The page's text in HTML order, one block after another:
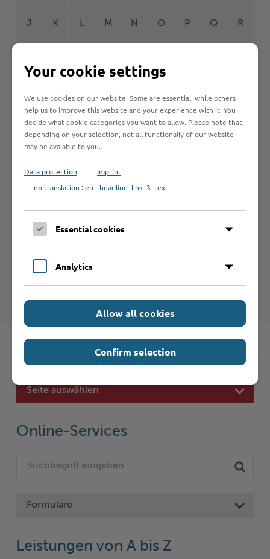
J K L M N O P Q R
Betrieb anmelden
Sie vermissen einen Eintrag in der Liste? Melden Sie
Ihren Betrieb in 3 einfachen Schritten an.
Betrieb anmelden
Haftungsauschluss
Internet-Seiten entnehmen Sie bitte den
Schnelleinstieg
Seite auswählen
Online-Services
Formulare
Leistungen von A bis Z
Your cookie settings
We use cookies on our website. Some are essential, while others
help us to improve this website and your experience with it. You
decide what cookie categories you want to allow. Please note that,
depending on your selection, not all functionaliy of our website
may be avaiable to you.
Data protection
Imprint
no translation : en - headline_link_3_text
Essential cookies
Analytics
Allow all cookies
Confirm selection